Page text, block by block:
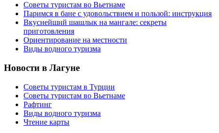
Советы туристам во Вьетнаме
Паримся в бане с удовольствием и пользой: инструкция
Вкуснейший шашлык на мангале: секреты
приготовления
Ориентирование на местности
Виды водного туризма
Новости в Лагуне
Советы туристам в Турции
Советы туристам во Вьетнаме
Рафтинг
Виды водного туризма
Чтение карты